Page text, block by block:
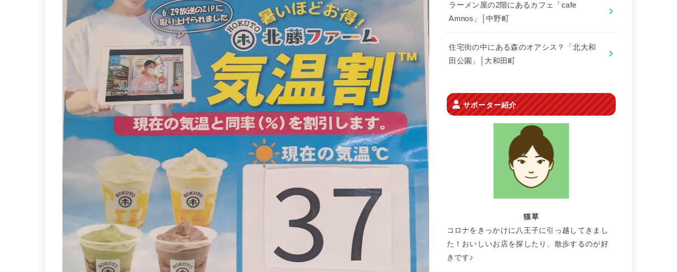
ラーメン屋の2階にあるカフェ「cafe
Amnos」│中野町
住宅街の中にある森のオアシス？「北大和
田公園」│大和田町
サポーター紹介
猫草
コロナをきっかけに八王子に引っ越してきまし
た！おいしいお店を探したり、散歩するのが好
きです♪